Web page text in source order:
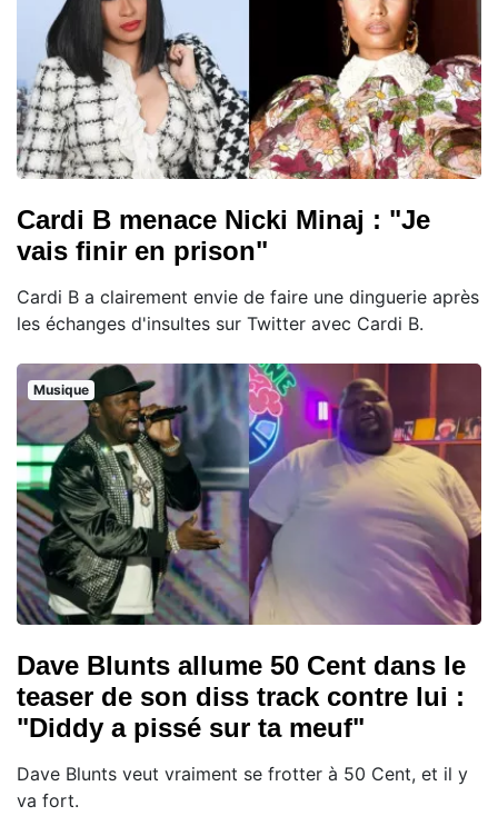
Cardi B menace Nicki Minaj : "Je
vais finir en prison"
Cardi B a clairement envie de faire une dinguerie après
les échanges d'insultes sur Twitter avec Cardi B.
Musique
Dave Blunts allume 50 Cent dans le
teaser de son diss track contre lui :
"Diddy a pissé sur ta meuf"
Dave Blunts veut vraiment se frotter à 50 Cent, et il y
va fort.